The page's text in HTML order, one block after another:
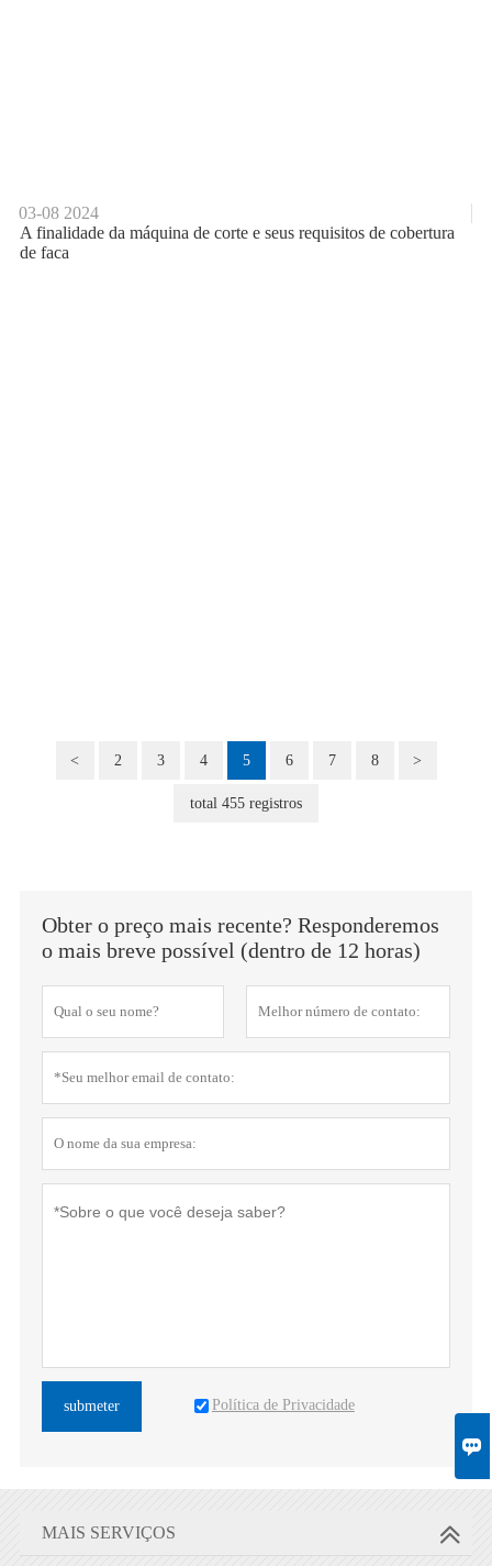

03-08 2024
A finalidade da máquina de corte e seus requisitos de cobertura
de faca
< 2 3 4 5 6 7 8 >
total 455 registros
Obter o preço mais recente? Responderemos
o mais breve possível (dentro de 12 horas)
submeter Política de Privacidade
MAIS SERVIÇOS